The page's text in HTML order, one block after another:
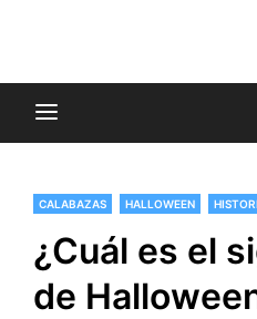
CALABAZAS HALLOWEEN
¿Cuál es el
de